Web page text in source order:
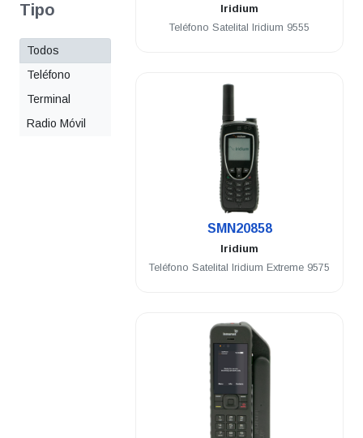
Tipo
Todos
Teléfono
Terminal
Radio Móvil
Iridium
Teléfono Satelital Iridium 9555
.
SMN20858
Iridium
Teléfono Satelital Iridium Extreme 9575